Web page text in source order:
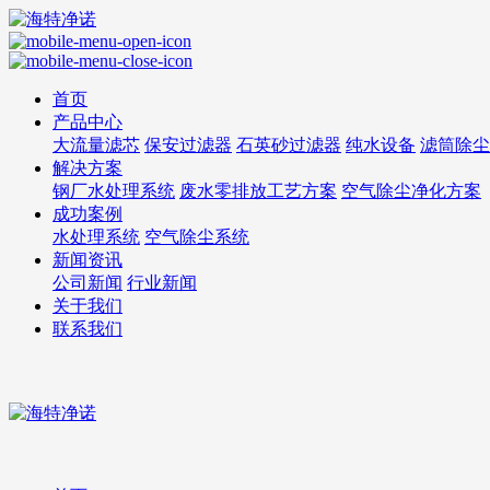
首页
产品中心
大流量滤芯 保安过滤器 石英砂过滤器 纯水设备 滤筒除
解决方案
钢厂水处理系统 废水零排放工艺方案 空气除尘净化方案
成功案例
水处理系统 空气除尘系统
新闻资讯
公司新闻 行业新闻
关于我们
联系我们